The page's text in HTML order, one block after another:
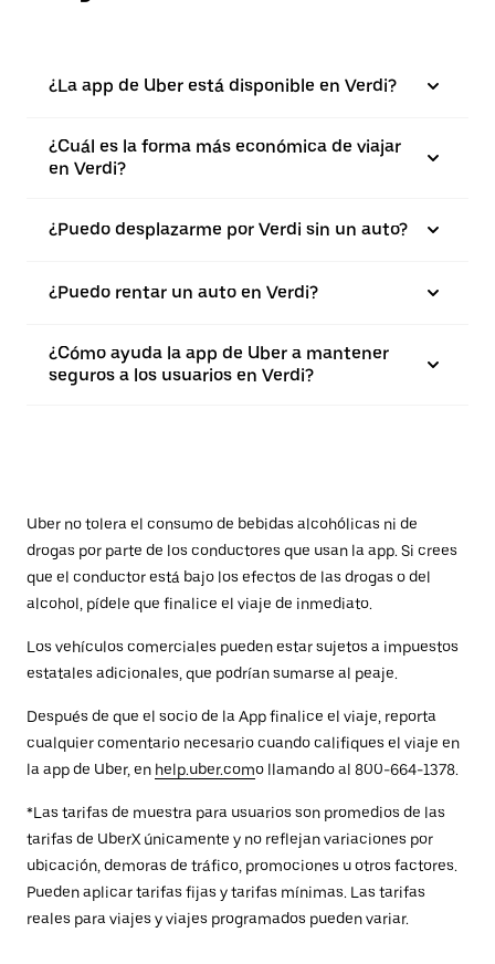
¿La app de Uber está disponible en Verdi?
¿Cuál es la forma más económica de viajar
en Verdi?
¿Puedo desplazarme por Verdi sin un auto?
¿Puedo rentar un auto en Verdi?
¿Cómo ayuda la app de Uber a mantener
seguros a los usuarios en Verdi?
Uber no tolera el consumo de bebidas alcohólicas ni de
drogas por parte de los conductores que usan la app. Si crees
que el conductor está bajo los efectos de las drogas o del
alcohol, pídele que finalice el viaje de inmediato.
Los vehículos comerciales pueden estar sujetos a impuestos
estatales adicionales, que podrían sumarse al peaje.
Después de que el socio de la App finalice el viaje, reporta
cualquier comentario necesario cuando califiques el viaje en
la app de Uber, en help.uber.como llamando al 800-664-1378.
*Las tarifas de muestra para usuarios son promedios de las
tarifas de UberX únicamente y no reflejan variaciones por
ubicación, demoras de tráfico, promociones u otros factores.
Pueden aplicar tarifas fijas y tarifas mínimas. Las tarifas
reales para viajes y viajes programados pueden variar.